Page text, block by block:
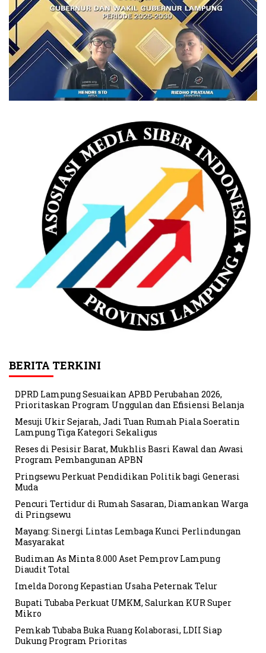
BERITA TERKINI
DPRD Lampung Sesuaikan APBD Perubahan 2026,
Prioritaskan Program Unggulan dan Efisiensi Belanja
Mesuji Ukir Sejarah, Jadi Tuan Rumah Piala Soeratin
Lampung Tiga Kategori Sekaligus
Reses di Pesisir Barat, Mukhlis Basri Kawal dan Awasi
Program Pembangunan APBN
Pringsewu Perkuat Pendidikan Politik bagi Generasi
Muda
Pencuri Tertidur di Rumah Sasaran, Diamankan Warga
di Pringsewu
Mayang: Sinergi Lintas Lembaga Kunci Perlindungan
Masyarakat
Budiman As Minta 8.000 Aset Pemprov Lampung
Diaudit Total
Imelda Dorong Kepastian Usaha Peternak Telur
Bupati Tubaba Perkuat UMKM, Salurkan KUR Super
Mikro
Pemkab Tubaba Buka Ruang Kolaborasi, LDII Siap
Dukung Program Prioritas